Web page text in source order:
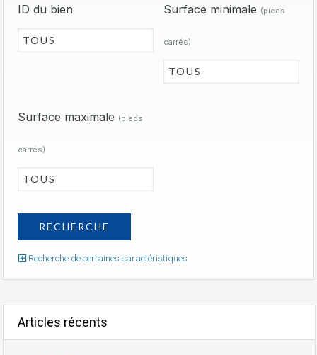
ID du bien Surface minimale (pieds
carrés)
Surface maximale (pieds
carrés)
Recherche de certaines caractéristiques
Articles récents